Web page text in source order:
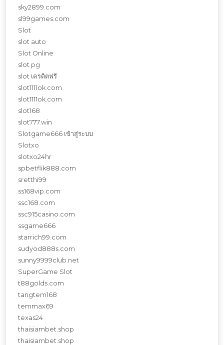
sky2899.com
sl99games.com
Slot
slot auto
Slot Online
slot pg
slot เครดิตฟรี
slot1111ok.com
slot1111ok.com
slot168
slot777.win
Slotgame666 เข้าสู่ระบบ
Slotxo
slotxo24hr
spbetflik888.com
sretthi99
ss168vip.com
ssc168.com
ssc915casino.com
ssgame666
starrich99.com
sudyod888s.com
sunny9999club.net
SuperGame Slot
t88golds.com
tangtem168
temmax69
texas24
thaisiambet.shop
thaisiambet.shop